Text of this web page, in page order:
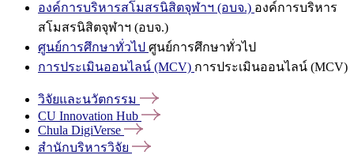
องค์การบริหารสโมสรนิสิตจุฬาฯ (อบจ.) องค์การบริหาร
สโมสรนิสิตจุฬาฯ (อบจ.)
ศูนย์การศึกษาทั่วไป ศูนย์การศึกษาทั่วไป
การประเมินออนไลน์ (MCV) การประเมินออนไลน์ (MCV)
วิจัยและนวัตกรรม
CU Innovation Hub
Chula DigiVerse
สำนักบริหารวิจัย